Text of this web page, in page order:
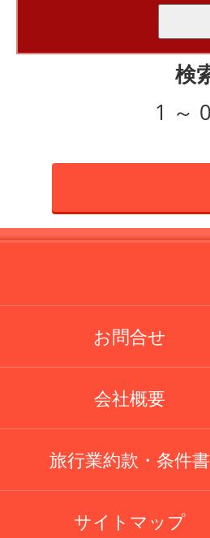
検
1 ～
お問合せ
会社概要
旅行業約款・条件書
サイトマップ